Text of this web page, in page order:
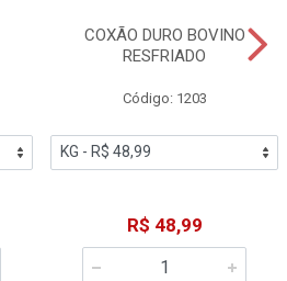
COXÃO DURO BOVINO
RESFRIADO
Código: 1203
R$ 48,99